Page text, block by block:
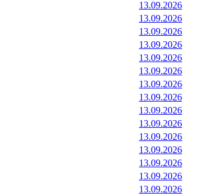
13.09.2026
13.09.2026
13.09.2026
13.09.2026
13.09.2026
13.09.2026
13.09.2026
13.09.2026
13.09.2026
13.09.2026
13.09.2026
13.09.2026
13.09.2026
13.09.2026
13.09.2026